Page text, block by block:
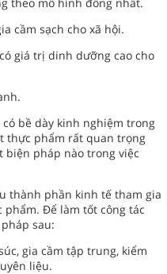
cầm sạch cho xã hội.
giá trị dinh dưỡng cao cho
có bề dày kinh nghiệm trong
thực phẩm rất quan trọng
biện pháp nào trong việc
thành phần kinh tế tham gia
Để làm tốt công tác
sau:
gia cầm tập trung, kiểm
liệu.